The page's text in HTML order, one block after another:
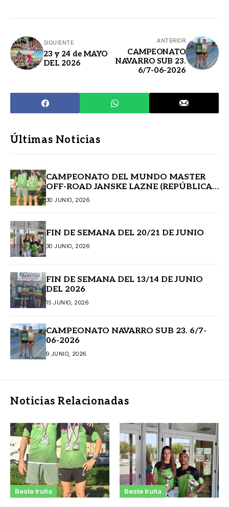
SIGUIENTE
23 y 24 de MAYO
DEL 2026
ANTERIOR
CAMPEONATO
NAVARRO SUB 23.
6/7-06-2026
Últimas Noticias
CAMPEONATO DEL MUNDO MASTER
OFF-ROAD JANSKE LAZNE (REPÚBLICA
CHECA)
30 JUNIO, 2026
FIN DE SEMANA DEL 20/21 DE JUNIO
30 JUNIO, 2026
FIN DE SEMANA DEL 13/14 DE JUNIO
DEL 2026
15 JUNIO, 2026
CAMPEONATO NAVARRO SUB 23. 6/7-
06-2026
9 JUNIO, 2026
Noticias Relacionadas
Beste Iruña Beste Iruña